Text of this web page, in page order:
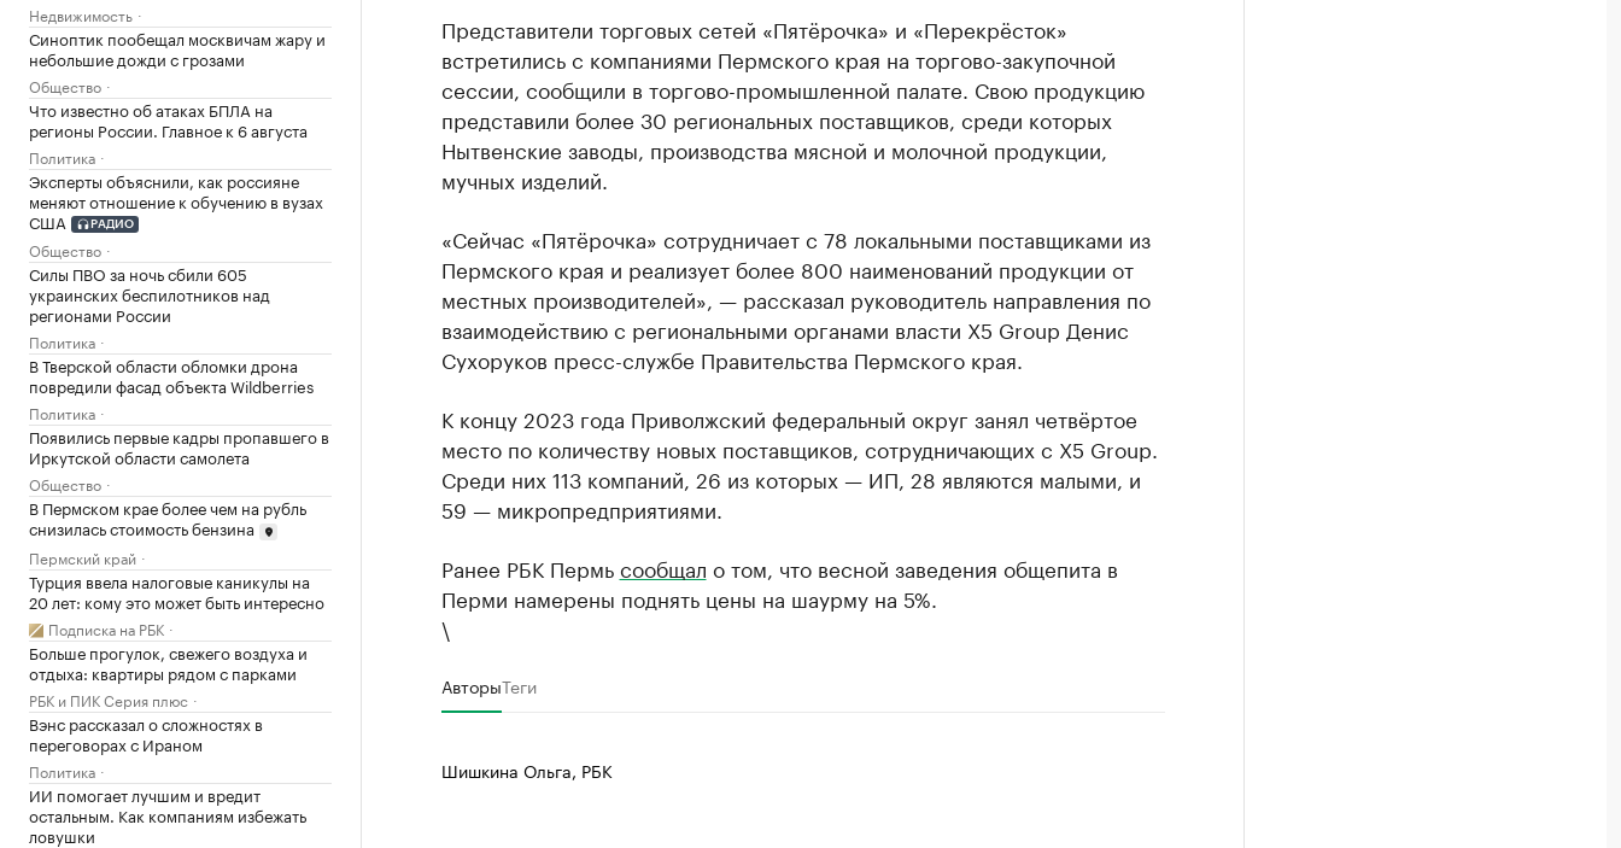
Недвижимость
Синоптик пообещал москвичам жару и
небольшие дожди с грозами
Общество
Что известно об атаках БПЛА на
регионы России. Главное к 6 августа
Политика
Эксперты объяснили, как россияне
меняют отношение к обучению в вузах
США
РАДИО
Общество
Силы ПВО за ночь сбили 605
украинских беспилотников над
регионами России
Политика
В Тверской области обломки дрона
повредили фасад объекта Wildberries
Политика
Появились первые кадры пропавшего в
Иркутской области самолета
Общество
В Пермском крае более чем на рубль
снизилась стоимость бензина
Пермский край
Турция ввела налоговые каникулы на
20 лет: кому это может быть интересно
Подписка на РБК
Больше прогулок, свежего воздуха и
отдыха: квартиры рядом с парками
РБК и ПИК Серия плюс
Вэнс рассказал о сложностях в
переговорах с Ираном
Политика
ИИ помогает лучшим и вредит
остальным. Как компаниям избежать
ловушки
Представители торговых сетей «Пятёрочка» и «Перекрёсток»
встретились с компаниями Пермского края на торгово-закупочной
сессии, сообщили в торгово-промышленной палате. Свою продукцию
представили более 30 региональных поставщиков, среди которых
Нытвенские заводы, производства мясной и молочной продукции,
мучных изделий.
«Сейчас «Пятёрочка» сотрудничает с 78 локальными поставщиками из
Пермского края и реализует более 800 наименований продукции от
местных производителей», — рассказал руководитель направления по
взаимодействию с региональными органами власти X5 Group Денис
Сухоруков пресс-службе Правительства Пермского края.
К концу 2023 года Приволжский федеральный округ занял четвёртое
место по количеству новых поставщиков, сотрудничающих с X5 Group.
Среди них 113 компаний, 26 из которых — ИП, 28 являются малыми, и
59 — микропредприятиями.
Ранее РБК Пермьсообщал о том, что весной заведения общепита в
Перми намерены поднять цены на шаурму на 5%.
\
АвторыТеги
Шишкина Ольга, РБК